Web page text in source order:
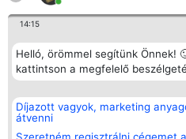
14:15
Helló, örömmel segítünk Önnek!
kattintson a megfelelő
Díjazott vagyok, marketing
átvenni
Rangsorszervező
SC Beautiful Company S.R.L.
Bulevardul Aleea Timișul De
4, Ap. 13
Bukarest 53-238
Adószám 36737675
Az
listája